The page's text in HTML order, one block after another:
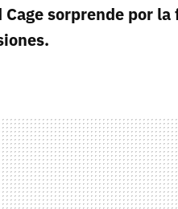
sorprende por